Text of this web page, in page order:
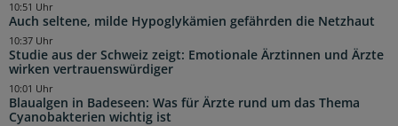
Auch seltene, milde Hypoglykämien gefährden die Netzhaut
10:51 Uhr
Studie aus der Schweiz zeigt: Emotionale Ärztinnen und Ärzte
wirken vertrauenswürdiger
10:37 Uhr
Blaualgen in Badeseen: Was für Ärzte rund um das Thema
Cyanobakterien wichtig ist
10:01 Uhr